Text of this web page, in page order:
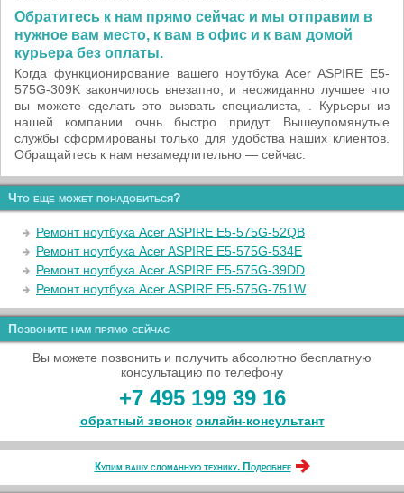
Обратитесь к нам прямо сейчас и мы отправим в
нужное вам место, к вам в офис и к вам домой
курьера без оплаты.
Когда функционирование вашего ноутбука Acer ASPIRE E5-
575G-309K закончилось внезапно, и неожиданно лучшее что
вы можете сделать это вызвать специалиста, . Курьеры из
нашей компании очнь быстро придут. Вышеупомянутые
службы сформированы только для удобства наших клиентов.
Обращайтесь к нам незамедлительно — сейчас.
Что еще может понадобиться?
Ремонт ноутбука Acer ASPIRE E5-575G-52QB
Ремонт ноутбука Acer ASPIRE E5-575G-534E
Ремонт ноутбука Acer ASPIRE E5-575G-39DD
Ремонт ноутбука Acer ASPIRE E5-575G-751W
Позвоните нам прямо сейчас
Вы можете позвонить и получить абсолютно бесплатную
консультацию по телефону
+7 495 199 39 16
обратный звонок онлайн‑консультант
Купим вашу сломанную технику. Подробнее